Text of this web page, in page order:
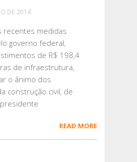
DE 2014
recentes medidas
governo federal,
de R$ 198,4
de infraestrutura,
o ânimo dos
construção civil, de
READ MORE